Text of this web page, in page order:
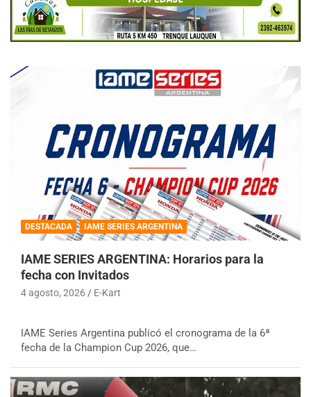
DESTACADA IAME SERIES ARGENTINA
IAME SERIES ARGENTINA: Horarios para la
fecha con Invitados
4 agosto, 2026 E-Kart
IAME Series Argentina publicó el cronograma de la 6ª
fecha de la Champion Cup 2026, que…